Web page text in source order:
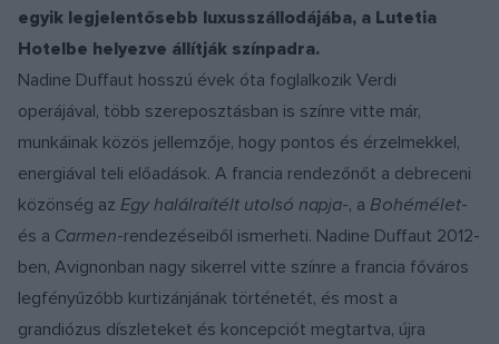
egyik legjelentősebb luxusszállodájába, a Lutetia
Hotelbe helyezve állítják színpadra.
Nadine Duffaut hosszú évek óta foglalkozik Verdi
operájával, több szereposztásban is színre vitte már,
munkáinak közös jellemzője, hogy pontos és érzelmekkel,
energiával teli előadások. A francia rendezőnőt a debreceni
közönség az Egy halálraítélt utolsó napja-, a Bohémélet-
és a Carmen-rendezéseiből ismerheti. Nadine Duffaut 2012-
ben, Avignonban nagy sikerrel vitte színre a francia főváros
legfényűzőbb kurtizánjának történetét, és most a
grandiózus díszleteket és koncepciót megtartva, újra